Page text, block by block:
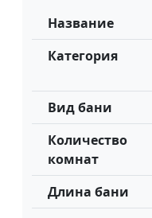
Название
Категория
Вид бани
Количество
комнат
Длина бани